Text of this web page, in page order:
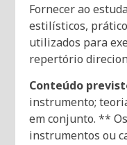
Fornecer ao
estilísticos,
utilizados para
repertório
Conteúdo
instrumento;
em conjunto. **
instrumentos ou